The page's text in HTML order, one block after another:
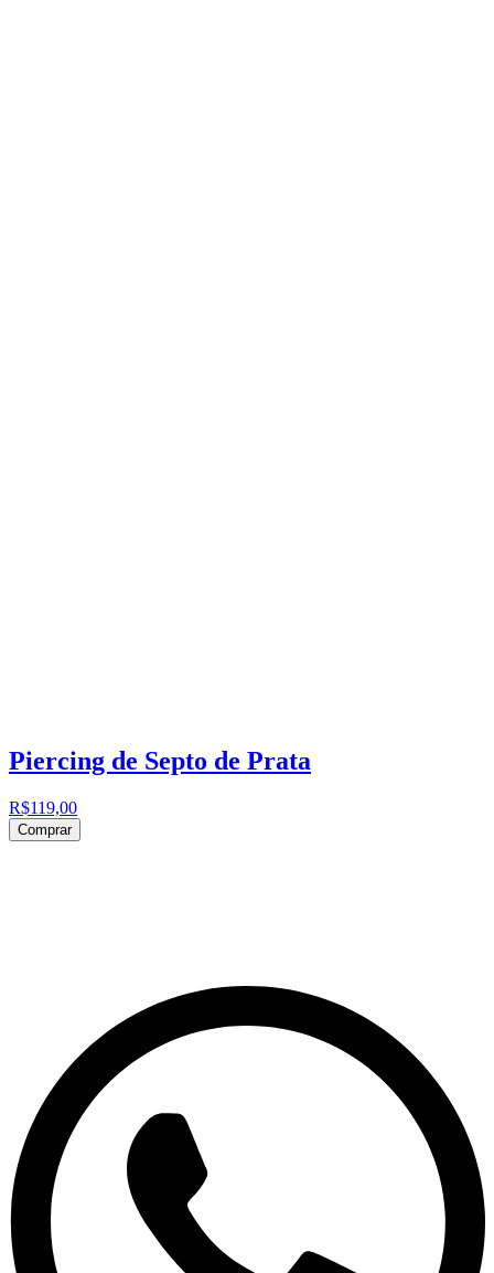
Piercing de Septo de Prata
R$119,00
Comprar